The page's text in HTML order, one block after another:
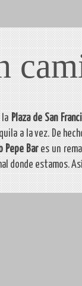
Plaza de San
a la vez. De
Pepe Bares un
donde estamos.